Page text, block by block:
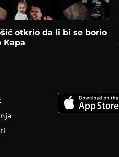
otkrio da li bi se borio
Kapa